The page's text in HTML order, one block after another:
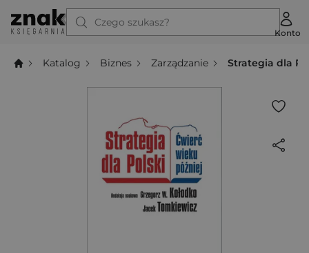
Czego szukasz?
Konto
Katalog Biznes Zarządzanie Strategia dla